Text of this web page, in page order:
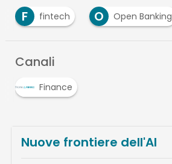
F
fintech O Open Banking
Canali
Finance
Nuove frontiere dell'AI